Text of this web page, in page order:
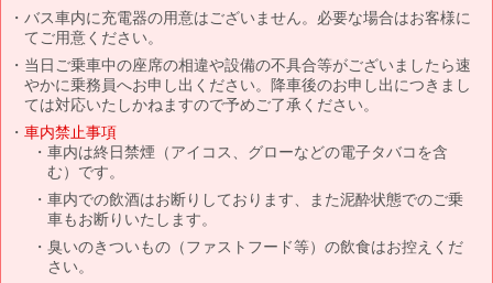
バス車内に充電器の用意はございません。必要な場合はお客様に
てご用意ください。
当日ご乗車中の座席の相違や設備の不具合等がございましたら速
やかに乗務員へお申し出ください。降車後のお申し出につきまし
ては対応いたしかねますので予めご了承ください。
車内禁止事項
車内は終日禁煙（アイコス、グローなどの電子タバコを含
む）です。
車内での飲酒はお断りしております、また泥酔状態でのご乗
車もお断りいたします。
臭いのきついもの（ファストフード等）の飲食はお控えくだ
さい。